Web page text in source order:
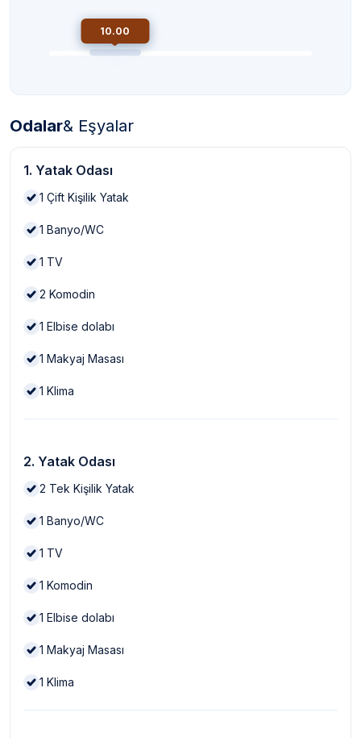
10.00
Odalar& Eşyalar
1. Yatak Odası
1 Çift Kişilik Yatak
1 Banyo/WC
1 TV
2 Komodin
1 Elbise dolabı
1 Makyaj Masası
1 Klima
2. Yatak Odası
2 Tek Kişilik Yatak
1 Banyo/WC
1 TV
1 Komodin
1 Elbise dolabı
1 Makyaj Masası
1 Klima